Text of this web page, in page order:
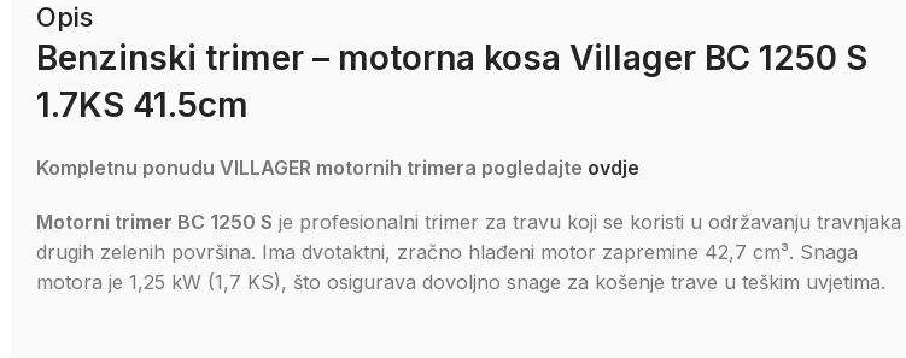
Opis
Benzinski trimer – motorna kosa Villager BC 1250 S
1.7KS 41.5cm
Kompletnu ponudu VILLAGER motornih trimera pogledajte ovdje
Motorni trimer BC 1250 S je profesionalni trimer za travu koji se koristi u održavanju travnjaka
drugih zelenih površina. Ima dvotaktni, zračno hlađeni motor zapremine 42,7 cm³. Snaga
motora je 1,25 kW (1,7 KS), što osigurava dovoljno snage za košenje trave u teškim uvjetima.